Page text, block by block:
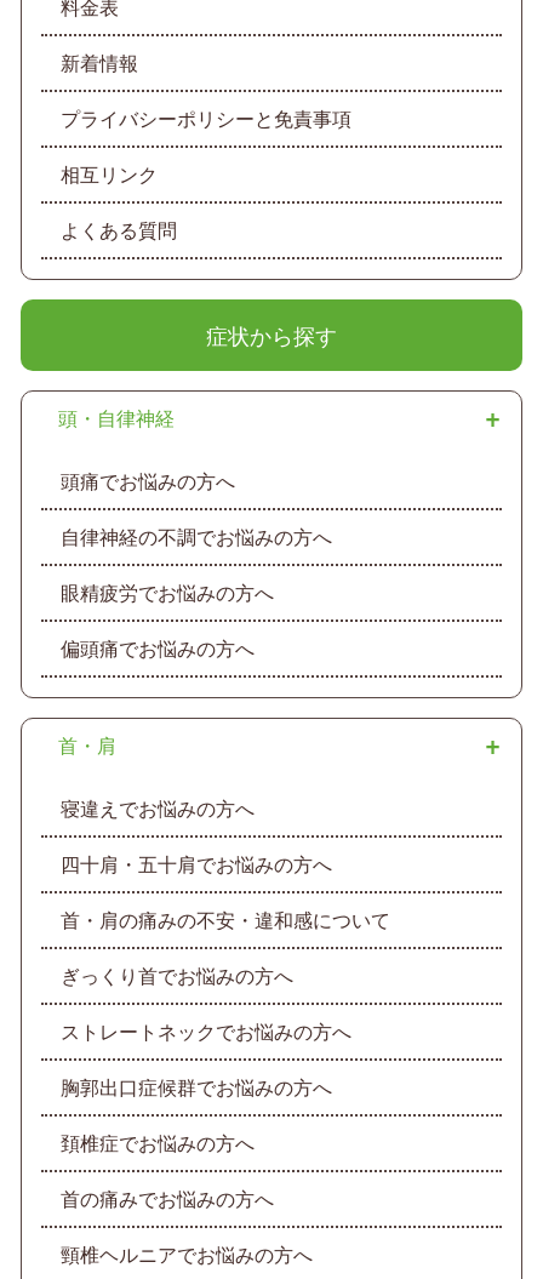
料金表
新着情報
プライバシーポリシーと免責事項
相互リンク
よくある質問
症状から探す
頭・自律神経
頭痛でお悩みの方へ
自律神経の不調でお悩みの方へ
眼精疲労でお悩みの方へ
偏頭痛でお悩みの方へ
首・肩
寝違えでお悩みの方へ
四十肩・五十肩でお悩みの方へ
首・肩の痛みの不安・違和感について
ぎっくり首でお悩みの方へ
ストレートネックでお悩みの方へ
胸郭出口症候群でお悩みの方へ
頚椎症でお悩みの方へ
首の痛みでお悩みの方へ
頸椎ヘルニアでお悩みの方へ